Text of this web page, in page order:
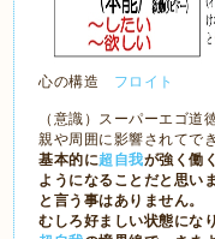
心の構造 フロイト
（意識）スーパーエゴ道
親や周囲に影響されてで
基本的に超自我が強く働
ようになることだと思い
と言う事はありません。
むしろ好ましい状態にな